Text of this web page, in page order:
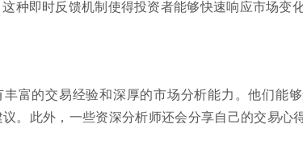
种即时反馈机制使得投资者能够快速响应市场变
富的交易经验和深厚的市场分析能力。他们能
。此外，一些资深分析师还会分享自己的交易心